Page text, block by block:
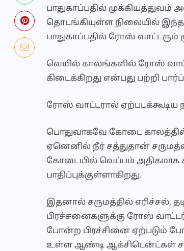
பாதுகாப்பதில்
தொடங்கியுள்ள நிலையில்
பாதுகாப்பதில் ரோஸ் வாட்டரும்
வெயில் காலங்களில் ரோஸ்
கிடைக்கிறது என்பது பற்றி
ரோஸ் வாட்டரால்
பொதுவாகவே கோடை காலத்தில்
ஏனெனில் நீர் சத்துதான்
கோடையில் வெப்பம் அதிகமாக
பாதிப்புக்குள்ளாகிறது.
இதனால் சருமத்தில் எரிச்சல்,
பிரச்சனைகளுக்கு ரோஸ் வாட்டர்
போன்ற பிரச்சினை ஏற்படும்
உள்ள ஆண்டி ஆக்சிடென்ட்கள்